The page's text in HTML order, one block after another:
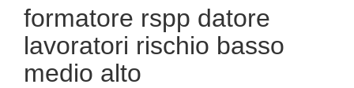
formatore rspp datore
lavoratori rischio basso
medio alto